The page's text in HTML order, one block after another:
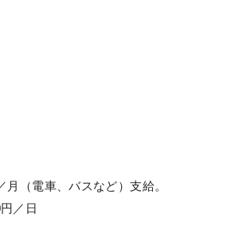
（電車、バスなど）支給。
／日